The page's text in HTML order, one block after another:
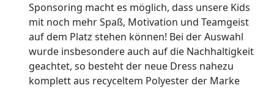
Sponsoring macht es möglich, dass unsere Kids
mit noch mehr Spaß, Motivation und Teamgeist
auf dem Platz stehen können! Bei der Auswahl
wurde insbesondere auch auf die Nachhaltigkeit
geachtet, so besteht der neue Dress nahezu
komplett aus recyceltem Polyester der Marke